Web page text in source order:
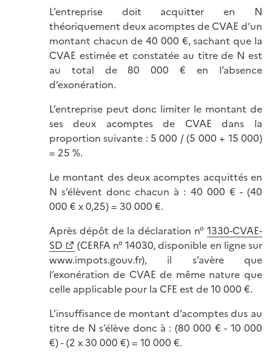
L’entreprise doit acquitter en N
théoriquement deux acomptes de CVAE d’un
montant chacun de 40 000 €, sachant que la
CVAE estimée et constatée au titre de N est
au total de 80 000 € en l’absence
d’exonération.
L’entreprise peut donc limiter le montant de
ses deux acomptes de CVAE dans la
proportion suivante : 5 000 / (5 000 + 15 000)
= 25 %.
Le montant des deux acomptes acquittés en
N s’élèvent donc chacun à : 40 000 € - (40
000 € x 0,25) = 30 000 €.
Après dépôt de la déclaration n° 1330-CVAE-
SD
(CERFA n° 14030, disponible en ligne sur
www.impots.gouv.fr), il s’avère que
l’exonération de CVAE de même nature que
celle applicable pour la CFE est de 10 000 €.
L’insuffisance de montant d’acomptes dus au
titre de N s’élève donc à : (80 000 € - 10 000
€) - (2 x 30 000 €) = 10 000 €.